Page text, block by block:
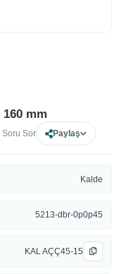
mm
Soru Sor Paylaş
Kalde
5213-dbr-0p0p45
KAL AÇÇ45-15